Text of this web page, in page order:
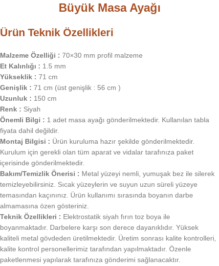
Büyük Masa Ayağı
Ürün Teknik Özellikleri
Malzeme Özelliği : 70×30 mm profil malzeme
Et Kalınlığı : 1.5 mm
Yükseklik : 71 cm
Genişlik : 71 cm (üst genişlik : 56 cm )
Uzunluk : 150 cm
Renk : Siyah
Önemli Bilgi : 1 adet masa ayağı gönderilmektedir. Kullanılan tabla
fiyata dahil değildir.
Montaj Bilgisi : Ürün kuruluma hazır şekilde gönderilmektedir.
Kurulum için gerekli olan tüm aparat ve vidalar tarafınıza paket
içerisinde gönderilmektedir.
Bakım/Temizlik Önerisi : Metal yüzeyi nemli, yumuşak bez ile silerek
temizleyebilirsiniz. Sıcak yüzeylerin ve suyun uzun süreli yüzeye
temasından kaçınınız. Ürün kullanımı sırasında boyanın darbe
almamasına özen gösteriniz.
Teknik Özellikleri : Elektrostatik siyah fırın toz boya ile
boyanmaktadır. Darbelere karşı son derece dayanıklıdır. Yüksek
kaliteli metal gövdeden üretilmektedir. Üretim sonrası kalite kontrolleri,
kalite kontrol personellerimiz tarafından yapılmaktadır. Özenle
paketlenmesi yapılarak tarafınıza gönderimi sağlanacaktır.